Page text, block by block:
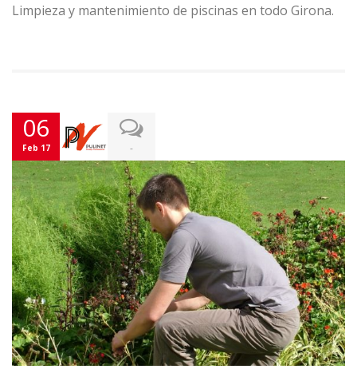
Limpieza y mantenimiento de piscinas en todo Girona.
06
Feb 17 -